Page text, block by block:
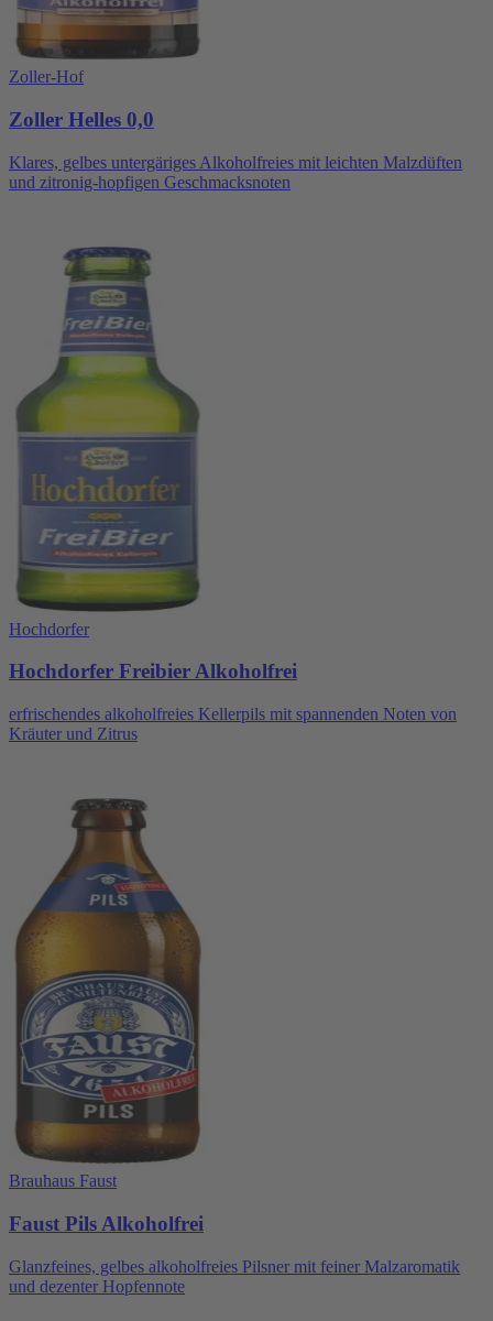
Zoller-Hof
Zoller Helles 0,0
Klares, gelbes untergäriges Alkoholfreies mit leichten Malzdüften
und zitronig-hopfigen Geschmacksnoten
Hochdorfer
Hochdorfer Freibier Alkoholfrei
erfrischendes alkoholfreies Kellerpils mit spannenden Noten von
Kräuter und Zitrus
Brauhaus Faust
Faust Pils Alkoholfrei
Glanzfeines, gelbes alkoholfreies Pilsner mit feiner Malzaromatik
und dezenter Hopfennote